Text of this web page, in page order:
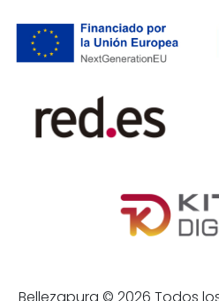
Bellezapura © 2026 Todos